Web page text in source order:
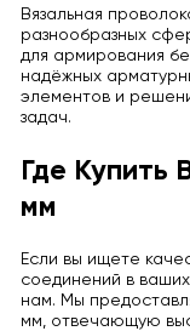
Вязальная
разнообразных
для армирования
надёжных
элементов и
задач.
Где Купить
мм
Если вы ищете
соединений в
нам. Мы
мм, отвечающую